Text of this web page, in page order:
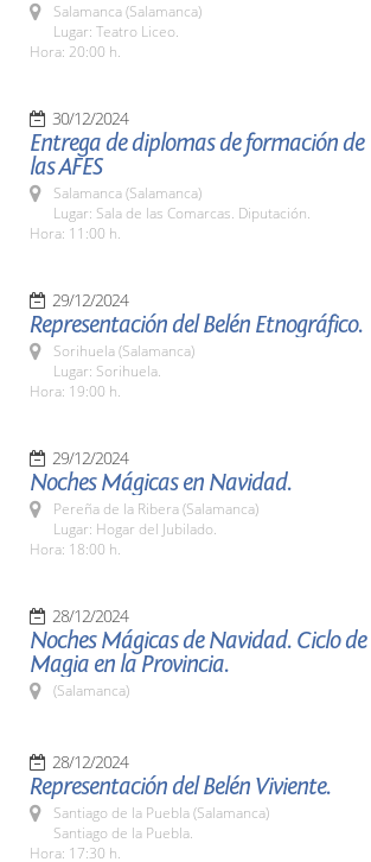
Salamanca (Salamanca)
Lugar: Teatro Liceo.
Hora: 20:00 h.
30/12/2024
Entrega de diplomas de formación de
las AFES
Salamanca (Salamanca)
Lugar: Sala de las Comarcas. Diputación.
Hora: 11:00 h.
29/12/2024
Representación del Belén Etnográfico.
Sorihuela (Salamanca)
Lugar: Sorihuela.
Hora: 19:00 h.
29/12/2024
Noches Mágicas en Navidad.
Pereña de la Ribera (Salamanca)
Lugar: Hogar del Jubilado.
Hora: 18:00 h.
28/12/2024
Noches Mágicas de Navidad. Ciclo de
Magia en la Provincia.
(Salamanca)
28/12/2024
Representación del Belén Viviente.
Santiago de la Puebla (Salamanca)
Santiago de la Puebla.
Hora: 17:30 h.